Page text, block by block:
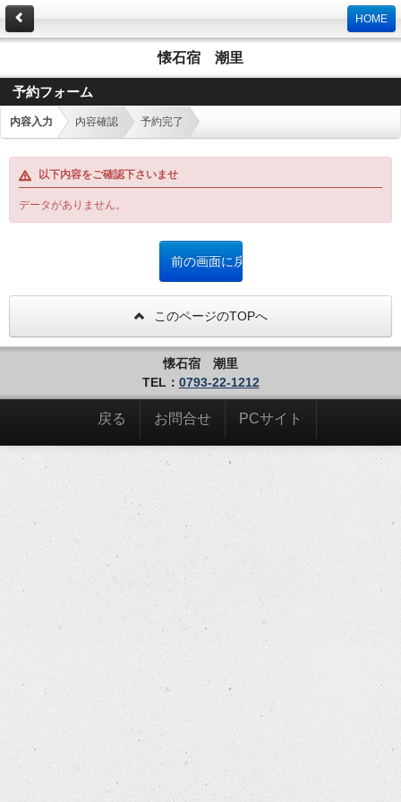
HOME
懐石宿 潮里
予約フォーム
内容入力 内容確認 予約完了
以下内容をご確認下さいませ
データがありません。
このページのTOPへ
懐石宿 潮里
TEL： 0793-22-1212
戻る お問合せ PCサイト